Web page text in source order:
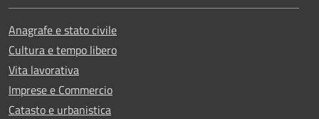
Anagrafe e stato civile
Cultura e tempo libero
Vita lavorativa
Imprese e Commercio
Catasto e urbanistica